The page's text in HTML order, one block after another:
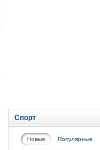
Спорт
Новые Популярные